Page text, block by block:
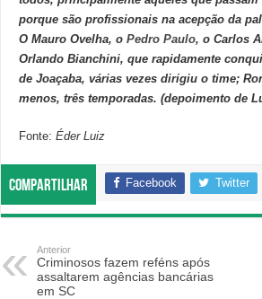
porque são profissionais na acepção da
O Mauro Ovelha, o Pedro Paulo, o Carlos
Orlando Bianchini, que rapidamente
de Joaçaba, várias vezes dirigiu o time;
menos, três temporadas. (depoimento de
Fonte: Éder Luiz
Compartilhar Facebook Twitter
Anterior
Criminosos fazem reféns após
assaltarem agências bancárias
em SC